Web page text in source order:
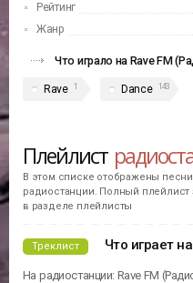
Рейтинг
Жанр
Что играло на Rave FM
Rave 1 Dance 143
Плейлист
В этом списке отображены
радиостанции. Полный плейлист
в разделе плейлисты
Треклист Что играет
На радиостанции: Rave FM